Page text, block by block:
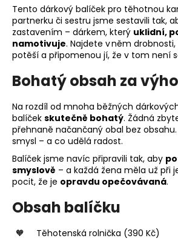
Tento dárkový balíček pro těhotnou
partnerku či sestru jsme sestavili tak,
zastavením – dárkem, který uklidní,
namotivuje. Najdete v něm
potěší a připomenou jí, že v tom není
Bohatý obsah za
Na rozdíl od mnoha běžných
balíček skutečně bohatý. Žádná
přehnaně načančaný obal bez
smysl – a co udělá radost.
Balíček jsme navíc připravili tak, aby
smyslově – a každá žena měla už při
pocit, že je opravdu opečovávaná.
Obsah balíčku
Těhotenská rolnička (390 Kč)